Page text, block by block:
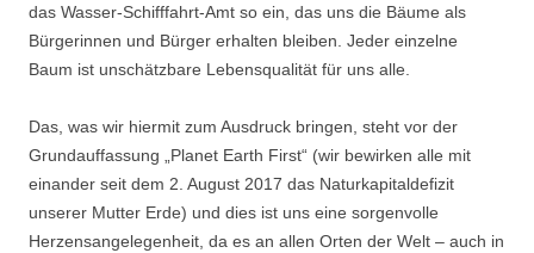
das Wasser-Schifffahrt-Amt so ein, das uns die Bäume als
Bürgerinnen und Bürger erhalten bleiben. Jeder einzelne
Baum ist unschätzbare Lebensqualität für uns alle.
Das, was wir hiermit zum Ausdruck bringen, steht vor der
Grundauffassung „Planet Earth First“ (wir bewirken alle mit
einander seit dem 2. August 2017 das Naturkapitaldefizit
unserer Mutter Erde) und dies ist uns eine sorgenvolle
Herzensangelegenheit, da es an allen Orten der Welt – auch in